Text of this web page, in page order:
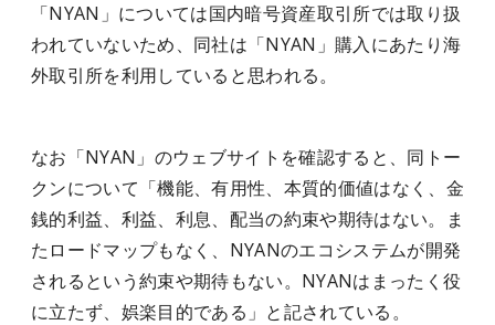
「NYAN」については国内暗号資産取引所では取り扱
われていないため、同社は「NYAN」購入にあたり海
外取引所を利用していると思われる。
なお「NYAN」のウェブサイトを確認すると、同トー
クンについて「機能、有用性、本質的価値はなく、金
銭的利益、利益、利息、配当の約束や期待はない。ま
たロードマップもなく、NYANのエコシステムが開発
されるという約束や期待もない。NYANはまったく役
に立たず、娯楽目的である」と記されている。